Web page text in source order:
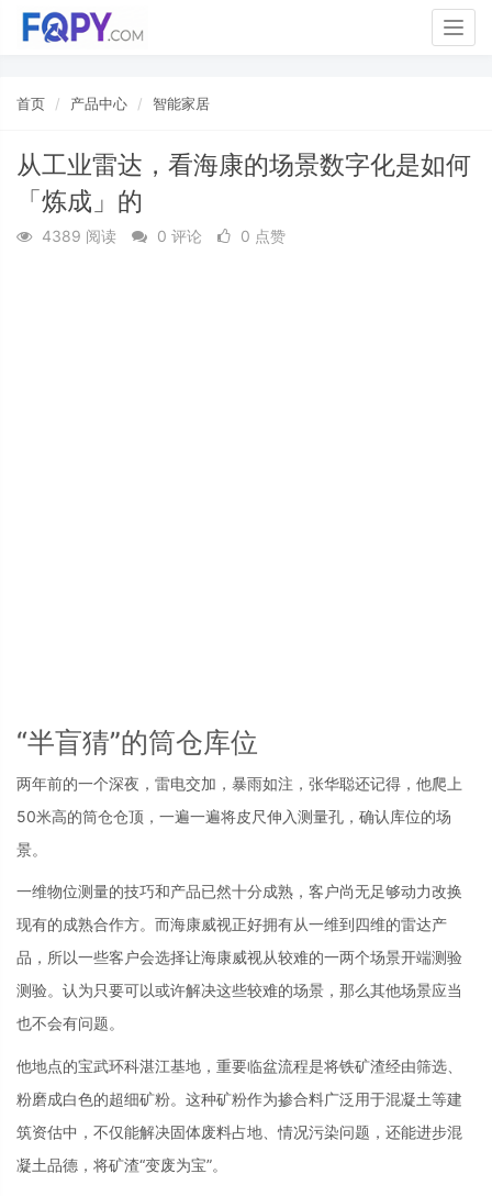
首页 产品中心 智能家居
从工业雷达，看海康的场景数字化是如何
「炼成」的
4389 阅读 0 评论 0 点赞
“半盲猜”的筒仓库位
两年前的一个深夜，雷电交加，暴雨如注，张华聪还记得，他爬上
50米高的筒仓仓顶，一遍一遍将皮尺伸入测量孔，确认库位的场
景。
一维物位测量的技巧和产品已然十分成熟，客户尚无足够动力改换
现有的成熟合作方。而海康威视正好拥有从一维到四维的雷达产
品，所以一些客户会选择让海康威视从较难的一两个场景开端测验
测验。认为只要可以或许解决这些较难的场景，那么其他场景应当
也不会有问题。
他地点的宝武环科湛江基地，重要临盆流程是将铁矿渣经由筛选、
粉磨成白色的超细矿粉。这种矿粉作为掺合料广泛用于混凝土等建
筑资估中，不仅能解决固体废料占地、情况污染问题，还能进步混
凝土品德，将矿渣“变废为宝”。